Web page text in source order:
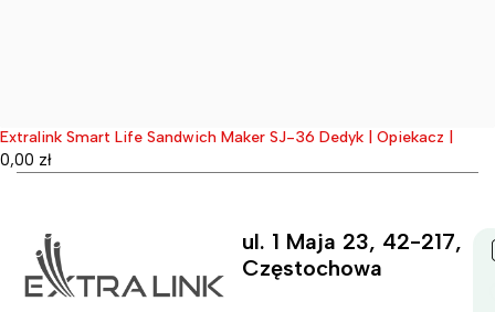
Wyprzedane
Extralink Smart Life Sandwich Maker SJ-36 Dedyk | Opiekacz |
0,00 zł
ul. 1 Maja 23, 42-217,
Częstochowa